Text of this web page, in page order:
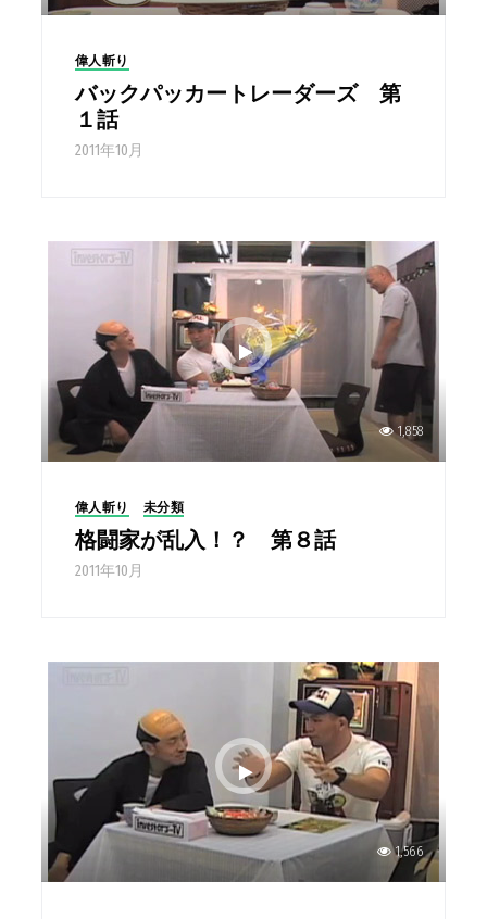
偉人斬り
バックパッカートレーダーズ 第
１話
2011年10月
1,858
偉人斬り 未分類
格闘家が乱入！？ 第８話
2011年10月
1,566